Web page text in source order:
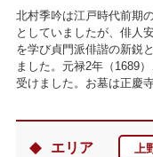
北村季吟は江戸時代前期
としていましたが、俳人
を学び貞門派俳諧の新鋭
ました。元禄2年（1689
受けました。お墓は正慶
エリア